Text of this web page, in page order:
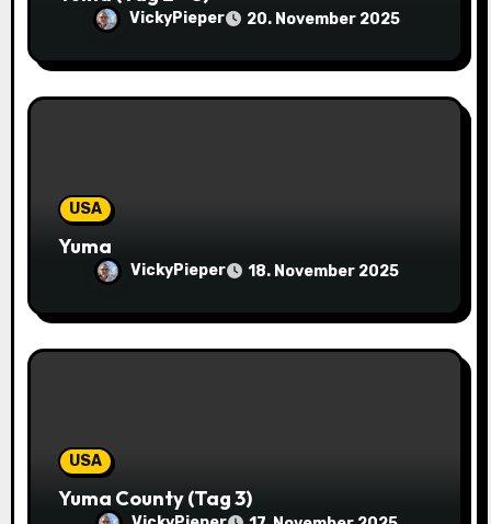
i
o
VickyPieper 20. November 2025
USA
Yuma
VickyPieper 18. November 2025
USA
Yuma County (Tag 3)